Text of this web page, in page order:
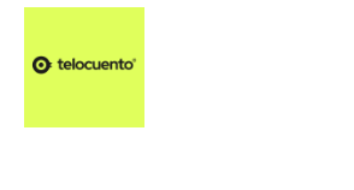
Artículos 📑
Plus 💎